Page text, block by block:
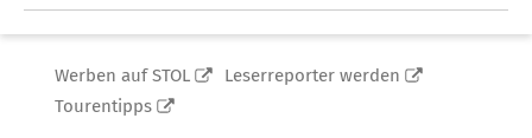
Werben auf STOL
Leserreporter werden
Tourentipps